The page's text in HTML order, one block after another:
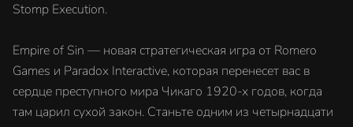
Stomp Execution.
Empire of Sin — новая стратегическая игра от Romero
Games и Paradox Interactive, которая перенесет вас в
сердце преступного мира Чикаго 1920-х годов, когда
там царил сухой закон. Станьте одним из четырнадцати